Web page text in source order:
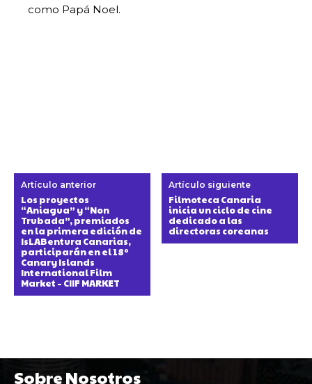
como Papá Noel.
Artículo anterior
Los proyectos
“Aniagua” y “Non
Trubada”, premiados
en la primera edición de
IsLABentura Canarias,
participarán en el 18º
Canary Islands
International Film
Market – CIIF MARKET
Artículo siguiente
Filmoteca Canaria
inicia un ciclo de cine
dedicado a las
directoras coreanas
Sobre Nosotros